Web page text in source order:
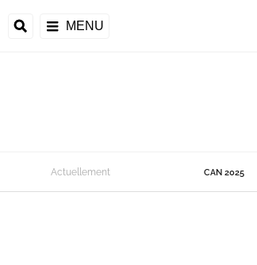
MENU
de la CAF
Actuellement CAN 2025